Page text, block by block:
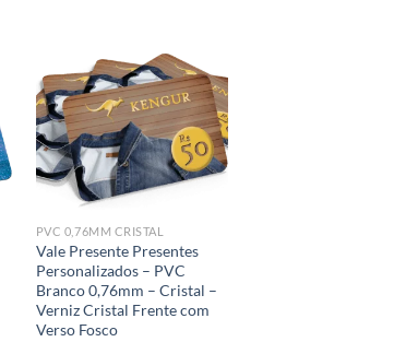
Add to
wishlist
PVC 0,76MM CRISTAL
Vale Presente Presentes
Personalizados – PVC
Branco 0,76mm – Cristal –
Verniz Cristal Frente com
Verso Fosco